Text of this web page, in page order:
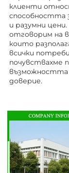
клиенти
способността
и разумни
отговорим на
които
всички
почувствахме
възможността
доверие.